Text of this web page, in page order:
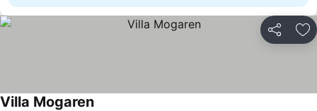
Compartir
Villa Mogaren